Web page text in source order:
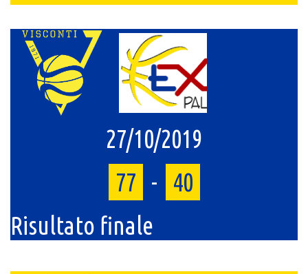
27/10/2019
77 -
40
Risultato finale